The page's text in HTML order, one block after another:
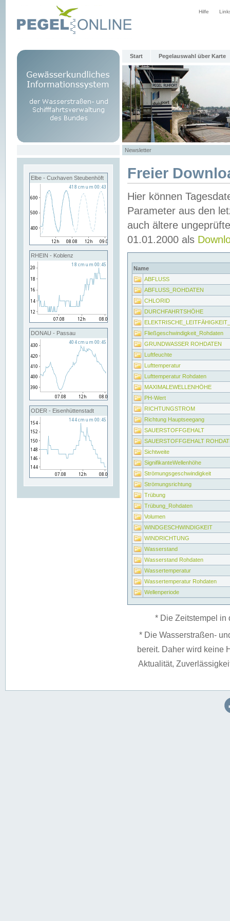
Hilfe
Start Pegelauswahl über Karte
Newsletter
Elbe - Cuxhaven Steubenhöft
RHEIN - Koblenz
DONAU - Passau
ODER - Eisenhüttenstadt
Freier
Hier können
Parameter aus den
auch ältere
01.01.2000 als
Name
ABFLUSS
ABFLUSS_ROHDATEN
CHLORID
DURCHFAHRTSHÖHE
Fließgeschwindigkeit_Rohdaten
GRUNDWASSER ROHDATEN
Luftfeuchte
Lufttemperatur
Lufttemperatur Rohdaten
MAXIMALEWELLENHÖHE
PH-Wert
RICHTUNGSTROM
Richtung Hauptseegang
SAUERSTOFFGEHALT
SAUERSTOFFGEHALT
Sichtweite
SignifikanteWellenhöhe
Strömungsgeschwindigkeit
Strömungsrichtung
Trübung
Trübung_Rohdaten
Volumen
WINDGESCHWINDIGKEIT
WINDRICHTUNG
Wasserstand
Wasserstand Rohdaten
Wassertemperatur
Wassertemperatur Rohdaten
Wellenperiode
* Die Zeitstempel in
* Die Wasserstraßen-
bereit. Daher wird keine
Aktualität,